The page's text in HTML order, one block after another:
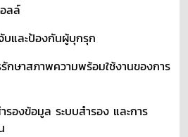
ลล์
บและป้องกันผู้บุกรุก
กษาสภาพความพร้อมใช้งานของการ
รองข้อมูล ระบบสำรอง และการ